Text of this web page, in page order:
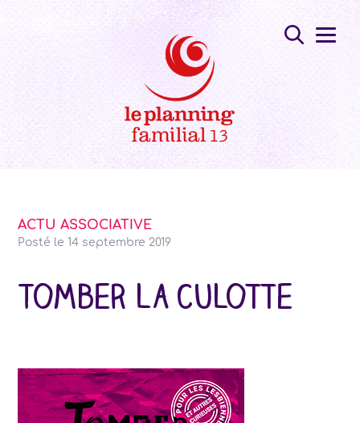
ACTU ASSOCIATIVE
Posté le14 septembre 2019
Tomber la culotte